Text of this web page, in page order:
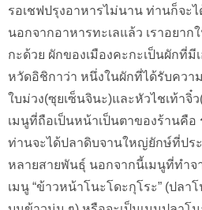
รอเชฟปรุงอาหารไม่นาน ท่านก็จะ
นอกจากอาหารทะเลแล้ว เราอยาก
กะด้วย ผักของเมืองคะกะเป็นผักที่
หวัดอิชิกาว่า หนึ่งในผักที่ได้รับคว
ใบม่วง(ซุยเซ็นจินะ)และหัวไชเท้าจิ๋ว
เมนูที่ถือเป็นหน้าเป็นตาของร้านคื
ท่านจะได้ปลาดิบจานใหญ่ยักษ์ที่ปร
หลายสายพันธุ์ นอกจากนี้เมนูที่ทำจ
เมนู “ข้าวหน้าโนะโดะกุโระ” (ปลา